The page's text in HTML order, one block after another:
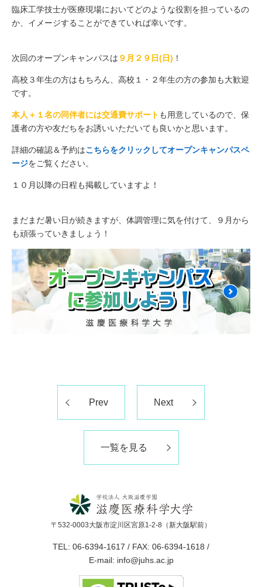
臨床工学技士が医療現場においてどのような役割を担っているの
か、イメージすることができていれば幸いです。
次回のオープンキャンパスは ９月２９日(日) ！
高校３年生の方はもちろん、高校１・２年生の方の参加も大歓迎
です。
本人＋１名の同伴者には交通費サポート も用意しているので、保
護者の方や友だちをお誘いいただいても良いかと思います。
詳細の確認＆予約はこちらをクリックしてオープンキャンパスペ
ージをご覧ください。
１０月以降の日程も掲載していますよ！
まだまだ暑い日が続きますが、体調管理に気を付けて、９月から
も頑張っていきましょう！
Prev Next
一覧を見る
〒532-0003大阪市淀川区宮原1-2-8（新大阪駅前）
TEL: 06-6394-1617 / FAX: 06-6394-1618 /
E-mail: info@juhs.ac.jp